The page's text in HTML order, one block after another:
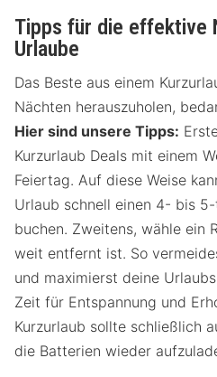
Tipps für die effektive
Urlaube
Das Beste aus einem
Nächten herauszuholen,
Hier sind unsere Tipps:
Kurzurlaub Deals mit einem
Feiertag. Auf diese Weise
Urlaub schnell einen 4- bis
buchen. Zweitens, wähle ein
weit entfernt ist. So
und maximierst deine
Zeit für Entspannung und
Kurzurlaub sollte schließlich
die Batterien wieder